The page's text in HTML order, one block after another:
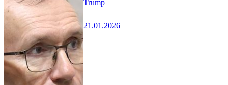
Trump
21.01.2026